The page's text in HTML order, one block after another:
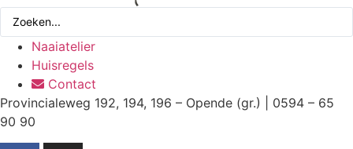
Search
Naaiatelier
Huisregels
Contact
Provincialeweg 192, 194, 196 – Opende (gr.) | 0594 – 65
90 90